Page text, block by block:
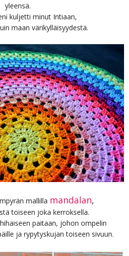
yleensä.
kuljetti minut Intiaan,
maan värikylläisyydestä.
mallilla mandalan,
toiseen joka kerroksella.
paitaan, johon ompelin
ja rypytyskujan toiseen sivuun.